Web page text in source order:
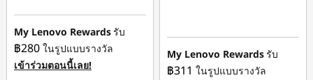
My Lenovo Rewardsรับ
฿280 ในรูปแบบรางวัล
เข้าร่วมตอนนี้เลย!
My Lenovo Rewardsรับ
฿311 ในรูปแบบรางวัล